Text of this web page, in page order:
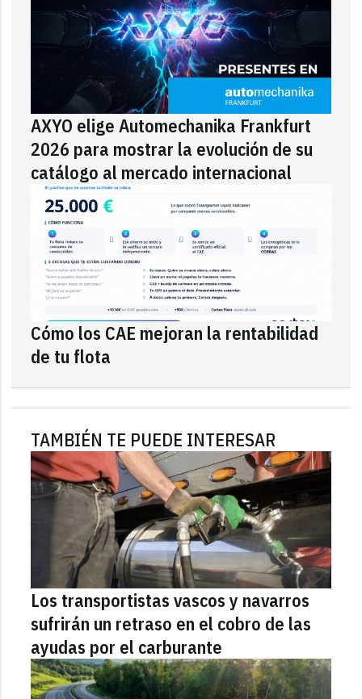
AXYO elige Automechanika Frankfurt
2026 para mostrar la evolución de su
catálogo al mercado internacional
Cómo los CAE mejoran la rentabilidad
de tu flota
TAMBIÉN TE PUEDE INTERESAR
Los transportistas vascos y navarros
sufrirán un retraso en el cobro de las
ayudas por el carburante